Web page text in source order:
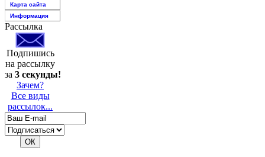
Карта сайта
Информация
Рассылка
Подпишись
на рассылку
за 3 секунды!
Зачем?
Все виды
рассылок...